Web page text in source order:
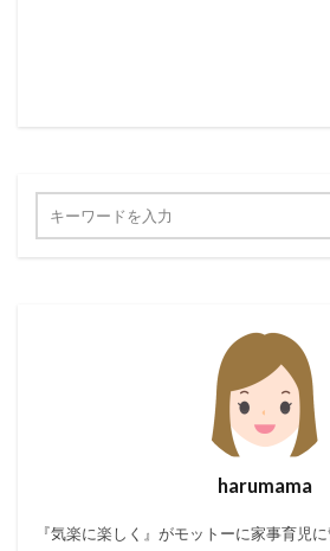
harumama
『気楽に楽しく』がモットーに家事育児